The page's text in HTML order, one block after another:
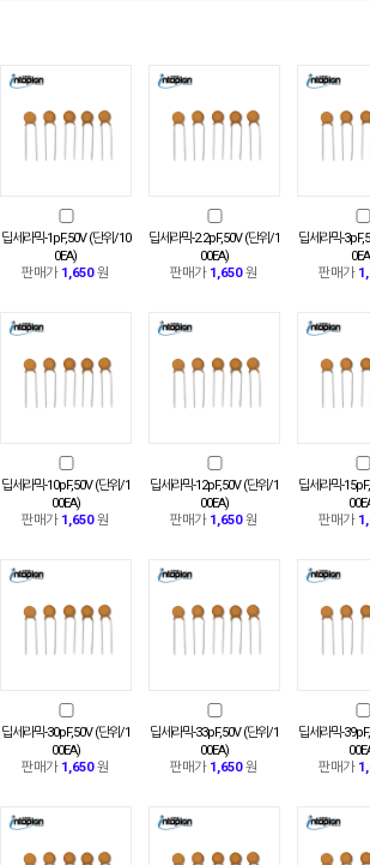
딥세라믹-1pF,50V (단위/10
0EA)
판매가 1,650원
딥세라믹-2.2pF,50V (단위/1
00EA)
판매가 1,650원
딥세라믹-
판매가
딥세라믹-10pF,50V (단위/1
00EA)
판매가 1,650원
딥세라믹-12pF,50V (단위/1
00EA)
판매가 1,650원
딥세라믹-
판매가
딥세라믹-30pF,50V (단위/1
00EA)
판매가 1,650원
딥세라믹-33pF,50V (단위/1
00EA)
판매가 1,650원
딥세라믹-
판매가